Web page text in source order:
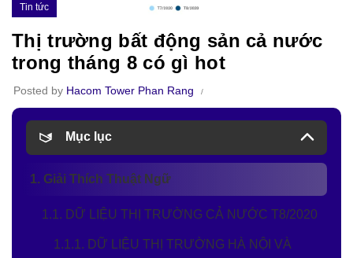
Tin tức
Thị trường bất động sản cả nước
trong tháng 8 có gì hot
Posted by Hacom Tower Phan Rang
Mục lục
1. Giải Thích Thuật Ngữ
1.1. DỮ LIỆU THỊ TRƯỜNG CẢ NƯỚC T8/2020
1.1.1. DỮ LIỆU THỊ TRƯỜNG HÀ NỘI VÀ